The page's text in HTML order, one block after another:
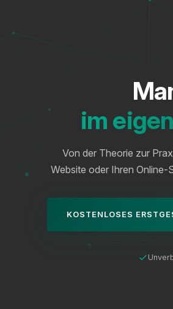
im
Von der Theorie zur
Website oder Ihren
KOSTENLOSES